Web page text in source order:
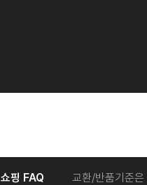
쇼핑 FAQ
온라인에서 주
교환/반품기준